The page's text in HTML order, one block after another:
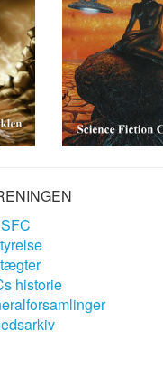
historie